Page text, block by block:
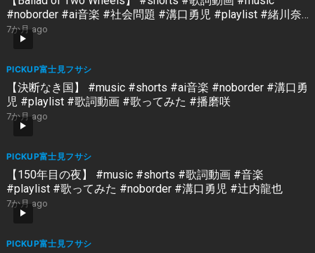
#noborder #ai音楽 #社会問題 #溝口勇児 #playlist #緒川奈
津
7か月 ago
PICKUP富士見フサシ
【決断なき国】 #music #shorts #ai音楽 #noborder #溝口勇
児 #playlist #歌詞動画 #歌ってみた #播磨咲
7か月 ago
PICKUP富士見フサシ
【150年目の夜】 #music #shorts #歌詞動画 #音楽
#playlist #歌ってみた #noborder #溝口勇児 #辻内龍也
7か月 ago
PICKUP富士見フサシ